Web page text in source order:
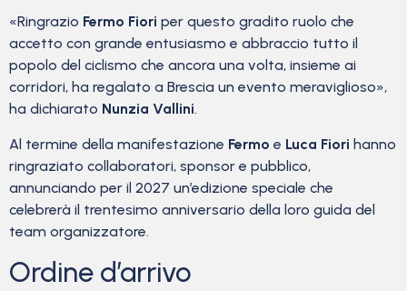
«Ringrazio Fermo Fiori per questo gradito ruolo che
accetto con grande entusiasmo e abbraccio tutto il
popolo del ciclismo che ancora una volta, insieme ai
corridori, ha regalato a Brescia un evento meraviglioso»,
ha dichiarato Nunzia Vallini.
Al termine della manifestazione Fermo e Luca Fiori hanno
ringraziato collaboratori, sponsor e pubblico,
annunciando per il 2027 un’edizione speciale che
celebrerà il trentesimo anniversario della loro guida del
team organizzatore.
Ordine d’arrivo